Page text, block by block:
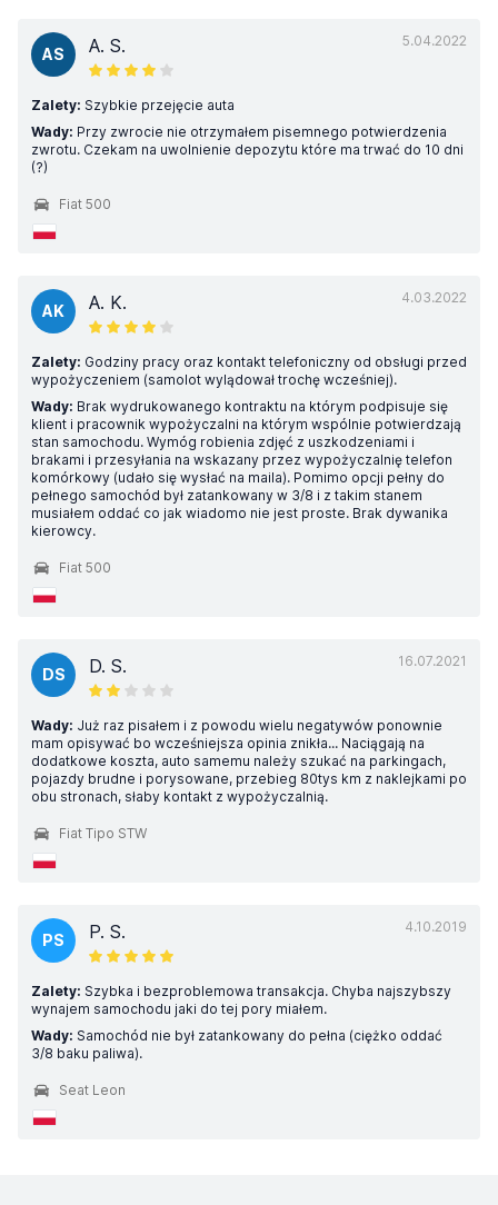
5.04.2022
AS A. S.
Zalety: Szybkie przejęcie auta
Wady: Przy zwrocie nie otrzymałem pisemnego potwierdzenia
zwrotu. Czekam na uwolnienie depozytu które ma trwać do 10 dni
(?)
Fiat 500
4.03.2022
AK A. K.
Zalety: Godziny pracy oraz kontakt telefoniczny od obsługi przed
wypożyczeniem (samolot wylądował trochę wcześniej).
Wady: Brak wydrukowanego kontraktu na którym podpisuje się
klient i pracownik wypożyczalni na którym wspólnie potwierdzają
stan samochodu. Wymóg robienia zdjęć z uszkodzeniami i
brakami i przesyłania na wskazany przez wypożyczalnię telefon
komórkowy (udało się wysłać na maila). Pomimo opcji pełny do
pełnego samochód był zatankowany w 3/8 i z takim stanem
musiałem oddać co jak wiadomo nie jest proste. Brak dywanika
kierowcy.
Fiat 500
16.07.2021
DS D. S.
Wady: Już raz pisałem i z powodu wielu negatywów ponownie
mam opisywać bo wcześniejsza opinia znikła... Naciągają na
dodatkowe koszta, auto samemu należy szukać na parkingach,
pojazdy brudne i porysowane, przebieg 80tys km z naklejkami po
obu stronach, słaby kontakt z wypożyczalnią.
Fiat Tipo STW
4.10.2019
PS P. S.
Zalety: Szybka i bezproblemowa transakcja. Chyba najszybszy
wynajem samochodu jaki do tej pory miałem.
Wady: Samochód nie był zatankowany do pełna (ciężko oddać
3/8 baku paliwa).
Seat Leon